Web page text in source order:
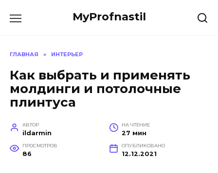
MyProfnastil
ГЛАВНАЯ » ИНТЕРЬЕР
Как выбрать и применять
молдинги и потолочные
плинтуса
АВТОР
ildarmin
НА ЧТЕНИЕ
27 мин
ПРОСМОТРОВ
86
ОПУБЛИКОВАНО
12.12.2021